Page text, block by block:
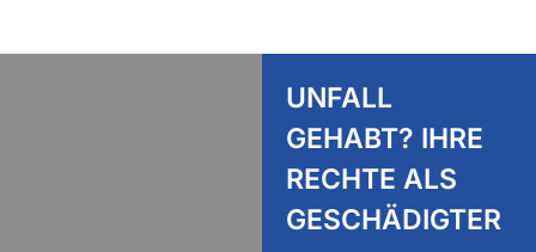
UNFALL
GEHABT? IHRE
RECHTE ALS
GESCHÄDIGTER